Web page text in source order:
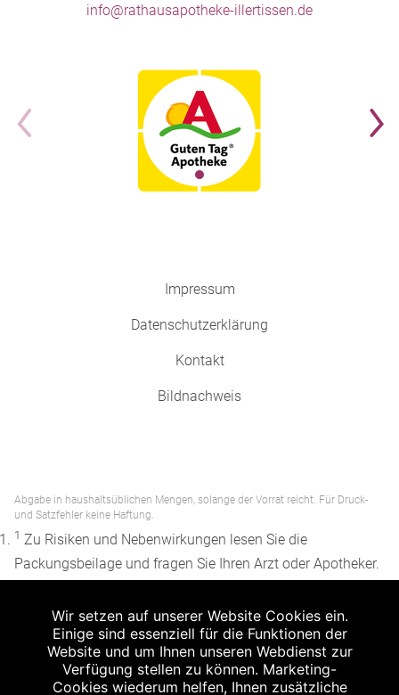
info@rathausapotheke-illertissen.de
Impressum
Datenschutzerklärung
Kontakt
Bildnachweis
Abgabe in haushaltsüblichen Mengen, solange der Vorrat reicht. Für Druck-
und Satzfehler keine Haftung.
1 Zu Risiken und Nebenwirkungen lesen Sie die
Packungsbeilage und fragen Sie Ihren Arzt oder Apotheker.
Apothekenerstattungspreis (AEP). Der AEP ist keine
unverbindliche Preisempfehlung der Hersteller. Der AEP ist
ein von den Apotheken in Ansatz gebrachter Preis für
rezeptfreie Arzneimittel. Er entspricht in der Höhe dem für
Wir setzen auf unserer Website Cookies ein.
Einige sind essenziell für die Funktionen der
Website und um Ihnen unseren Webdienst zur
Verfügung stellen zu können. Marketing-
Cookies wiederum helfen, Ihnen zusätzliche